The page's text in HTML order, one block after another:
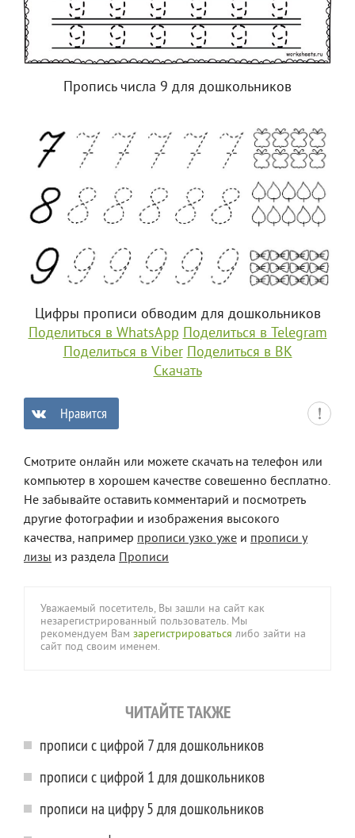
Пропись числа 9 для дошкольников
Цифры прописи обводим для дошкольников
Поделиться в WhatsApp Поделиться в Telegram
Поделиться в Viber Поделиться в ВК
Скачать
Нравится
Смотрите онлайн или можете скачать на телефон или
компьютер в хорошем качестве совешенно бесплатно.
Не забывайте оставить комментарий и посмотреть
другие фотографии и изображения высокого
качества, например прописи узко уже и прописи у
лизы из раздела Прописи
Уважаемый посетитель, Вы зашли на сайт как
незарегистрированный пользователь. Мы
рекомендуем Вам зарегистрироваться либо зайти на
сайт под своим именем.
ЧИТАЙТЕ ТАКЖЕ
прописи с цифрой 7 для дошкольников
прописи с цифрой 1 для дошкольников
прописи на цифру 5 для дошкольников